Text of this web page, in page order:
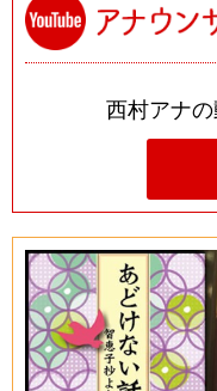
西村アナの